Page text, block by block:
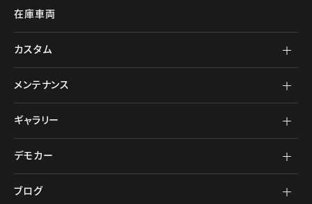
在庫車両
カスタム
メンテナンス
ギャラリー
デモカー
ブログ